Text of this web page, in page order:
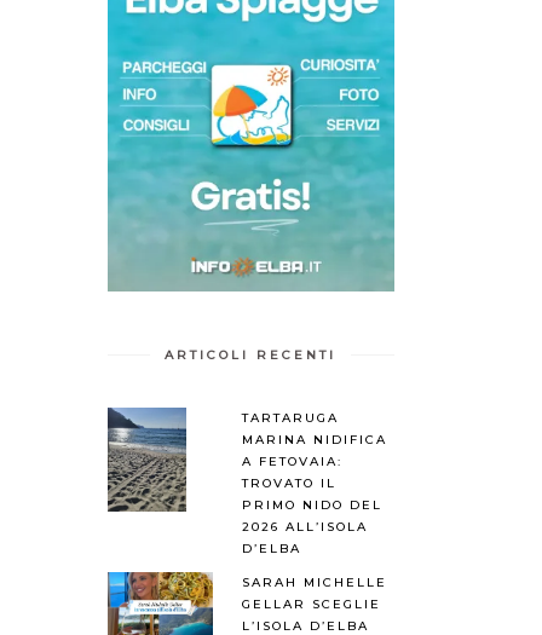
ARTICOLI RECENTI
TARTARUGA
MARINA NIDIFICA
A FETOVAIA:
TROVATO IL
PRIMO NIDO DEL
2026 ALL’ISOLA
D’ELBA
SARAH MICHELLE
GELLAR SCEGLIE
L’ISOLA D’ELBA